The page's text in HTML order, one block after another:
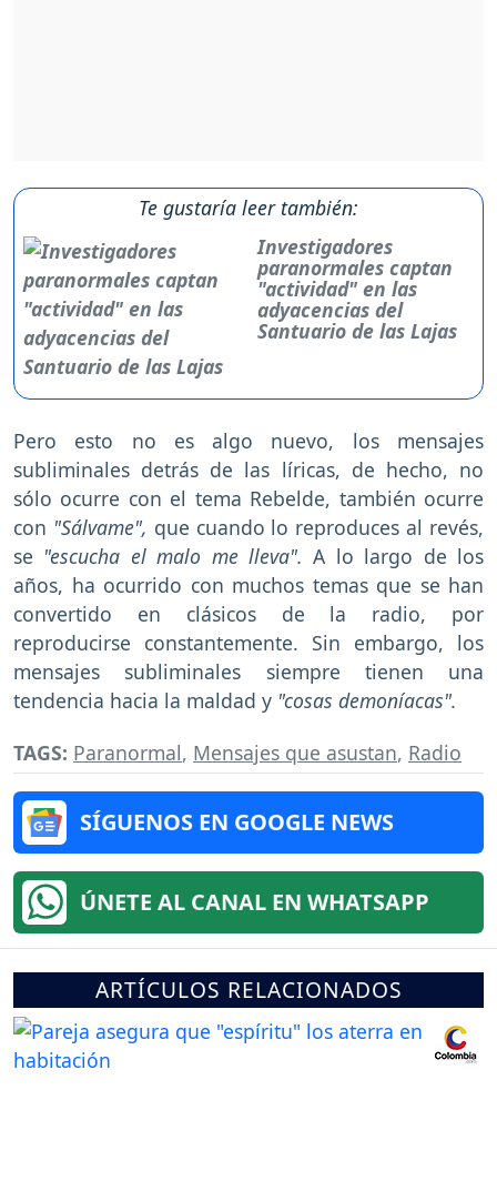
Te gustaría leer también:
Investigadores
paranormales captan
"actividad" en las
adyacencias del
Santuario de las Lajas
Pero esto no es algo nuevo, los mensajes
subliminales detrás de las líricas, de hecho, no
sólo ocurre con el tema Rebelde, también ocurre
con "Sálvame", que cuando lo reproduces al revés,
se "escucha el malo me lleva".A lo largo de los
años, ha ocurrido con muchos temas que se han
convertido en clásicos de la radio, por
reproducirse constantemente. Sin embargo, los
mensajes subliminales siempre tienen una
tendencia hacia la maldad y "cosas demoníacas".
TAGS: Paranormal, Mensajes que asustan, Radio
SÍGUENOS EN GOOGLE NEWS
ÚNETE AL CANAL EN WHATSAPP
ARTÍCULOS RELACIONADOS